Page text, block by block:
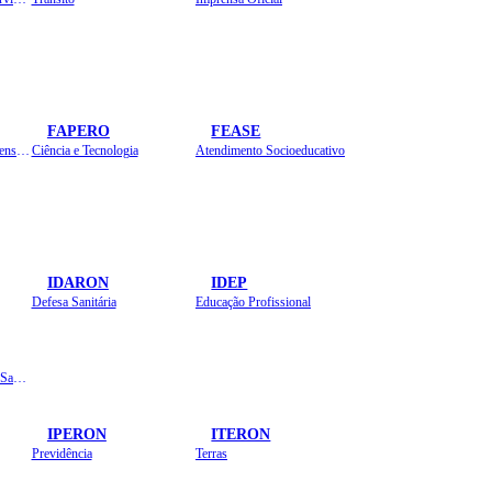
FAPERO
Ciência e Tecnologia
FEASE
Atendimento Socioeducativo
IDARON
Defesa Sanitária
IDEP
Educação Profissional
IPERON
Previdência
ITERON
Terras